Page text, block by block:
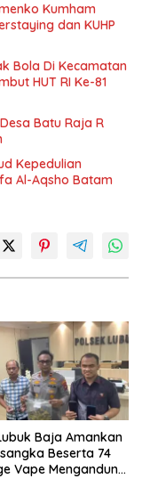
Kumham
dan KUHP
Bola Di Kecamatan
HUT RI Ke-81
Batu Raja R
Kepedulian
Al-Aqsho Batam
Baja Amankan
Beserta 74
Vape Mengandung